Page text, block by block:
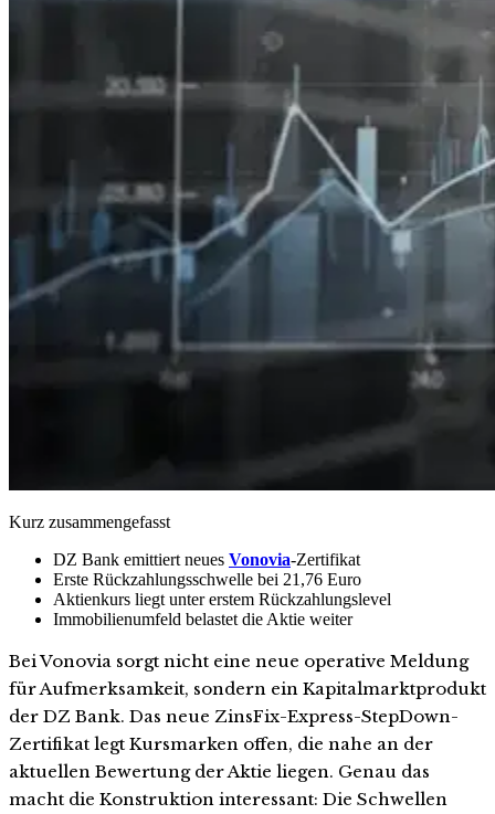
Kurz zusammengefasst
DZ Bank emittiert neues Vonovia-Zertifikat
Erste Rückzahlungsschwelle bei 21,76 Euro
Aktienkurs liegt unter erstem Rückzahlungslevel
Immobilienumfeld belastet die Aktie weiter
Bei Vonovia sorgt nicht eine neue operative Meldung
für Aufmerksamkeit, sondern ein Kapitalmarktprodukt
der DZ Bank. Das neue ZinsFix-Express-StepDown-
Zertifikat legt Kursmarken offen, die nahe an der
aktuellen Bewertung der Aktie liegen. Genau das
macht die Konstruktion interessant: Die Schwellen